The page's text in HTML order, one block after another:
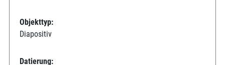
Objekttyp:
Diapositiv
Datierung: